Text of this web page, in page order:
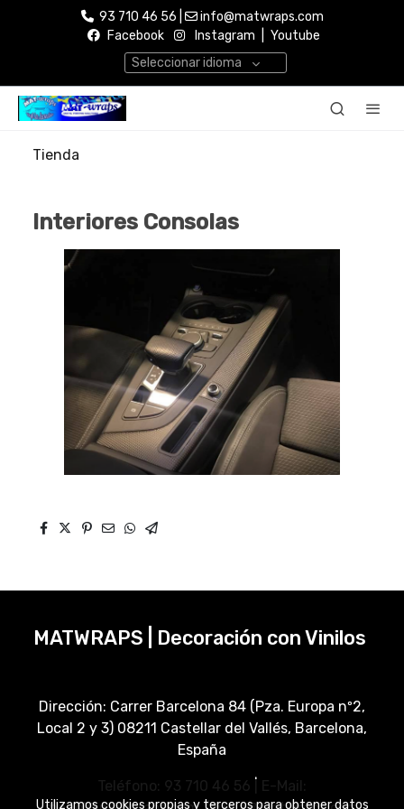
93 710 46 56 |
info@matwraps.com
Facebook
Instagram
Youtube
Seleccionar idioma
Tienda
Interiores Consolas
MATWRAPS | Decoración con Vinilos
Dirección: Carrer Barcelona 84 (Pza. Europa nº2,
Local 2 y 3) 08211 Castellar del Vallés, Barcelona,
España
Teléfono: 93 710 46 56 | E-Mail:
Utilizamos cookies propias y terceros para obtener datos